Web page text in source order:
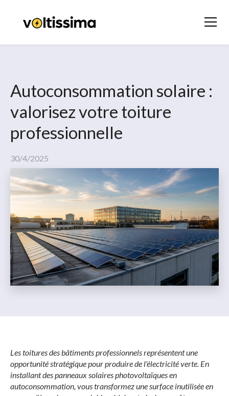
Autoconsommation solaire :
valorisez votre toiture
professionnelle
30/4/2025
Les toitures des bâtiments professionnels représentent une
opportunité stratégique pour produire de l'électricité verte. En
installant des panneaux solaires photovoltaïques en
autoconsommation, vous transformez une surface inutilisée en